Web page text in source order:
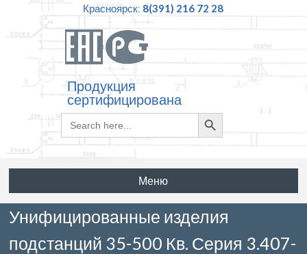
Красноярск: 8(391) 216 72 28
Продукция
сертифицирована
Search
for:
Search
Button
Меню
Унифицированные изделия
подстанций 35-500 Кв. Серия 3.407-